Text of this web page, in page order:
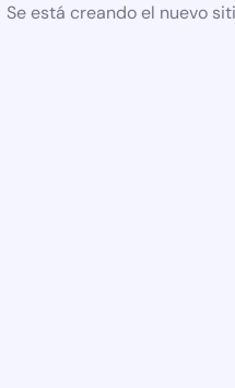
Se está creando el nuevo